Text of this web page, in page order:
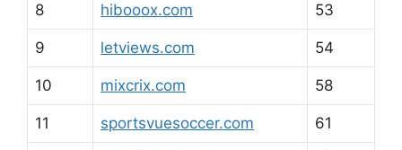
8 hibooox.com 53
9 letviews.com 54
10 mixcrix.com 58
11 sportsvuesoccer.com 61